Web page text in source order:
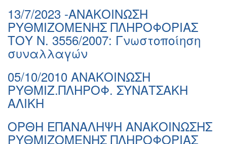
13/7/2023 -ΑΝΑΚΟΙΝΩΣΗ
ΡΥΘΜΙΖΟΜΕΝΗΣ ΠΛΗΡΟΦΟΡΙΑΣ
ΤΟΥ Ν. 3556/2007: Γνωστοποίηση
συναλλαγών
05/10/2010 ΑΝΑΚΟΙΝΩΣΗ
ΡΥΘΜΙΖ.ΠΛΗΡΟΦ. ΣΥΝΑΤΣΑΚΗ
ΑΛIKH
ΟΡΘΗ ΕΠΑΝΑΛΗΨΗ ΑΝΑΚΟΙΝΩΣΗΣ
ΡΥΘΜΙΖΟΜΕΝΗΣ ΠΛΗΡΟΦΟΡΙΑΣ